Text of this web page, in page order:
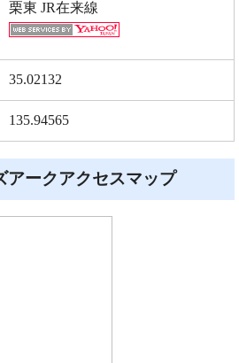
栗東 JR在来線
35.02132
135.94565
アークアクセスマップ